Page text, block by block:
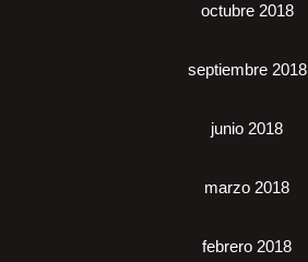
octubre 2018
septiembre 2018
junio 2018
marzo 2018
febrero 2018